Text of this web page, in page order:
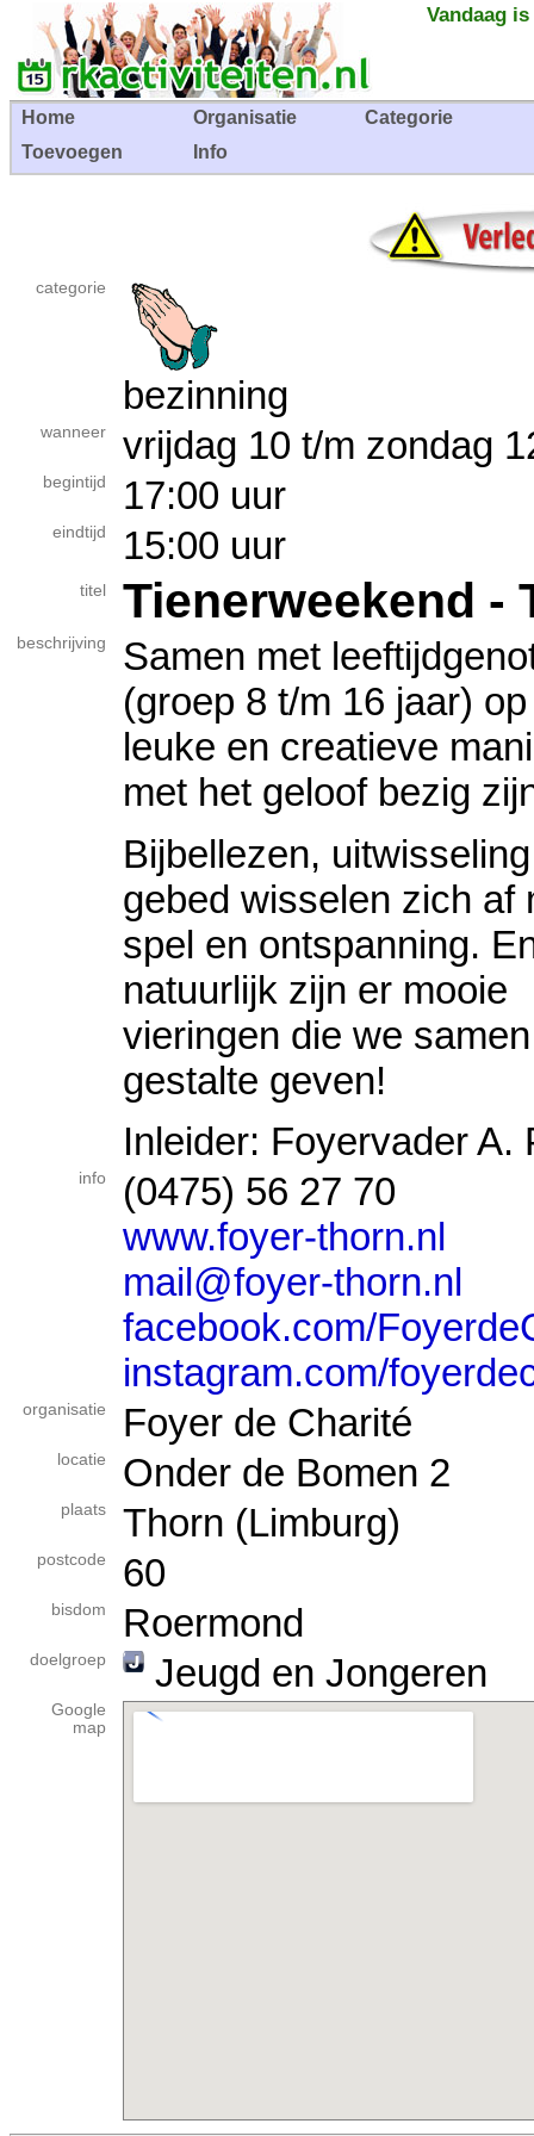
Vandaag
Home Organisatie
Categorie
Toevoegen
Info
categorie
bezinning
wanneer vrijdag 10 t/m zondag
begintijd 17:00 uur
eindtijd 15:00 uur
titel Tienerweekend -
beschrijving
Samen met
(groep 8 t/m 16 jaar)
leuke en creatieve
met het geloof bezig
Bijbellezen,
gebed wisselen zich af
spel en ontspanning.
natuurlijk zijn er mooie
vieringen die we samen
gestalte geven!
Inleider: Foyervader
info
(0475) 56 27 70
www.foyer-thorn.nl
mail@foyer-thorn.nl
facebook.com/
instagram.com/
organisatie Foyer de Charité
locatie Onder de Bomen 2
plaats Thorn (Limburg)
postcode 60
bisdom Roermond
doelgroep Jeugd en Jongeren
Google
map